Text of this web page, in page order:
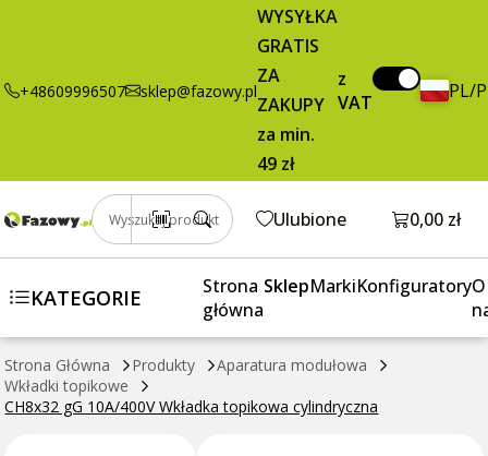
+48609996507 sklep@fazowy.pl
WYSYŁKA
GRATIS
ZA
ZAKUPY
za min.
49 zł
z
VAT
PL/
Wyszukaj produkt Ulubione Otwórz
0,00 zł
KATEGORIE
Strona
główna
SklepMarkiKonfiguratoryO
Strona Główna Produkty
Aparatura modułowa
Wkładki topikowe
CH8x32 gG 10A/400V Wkładka topikowa cylindryczna